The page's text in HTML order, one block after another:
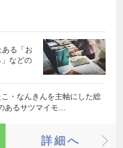
る「お
などの
・なんきんを主軸にした総
あるサツマイモ…
詳細へ